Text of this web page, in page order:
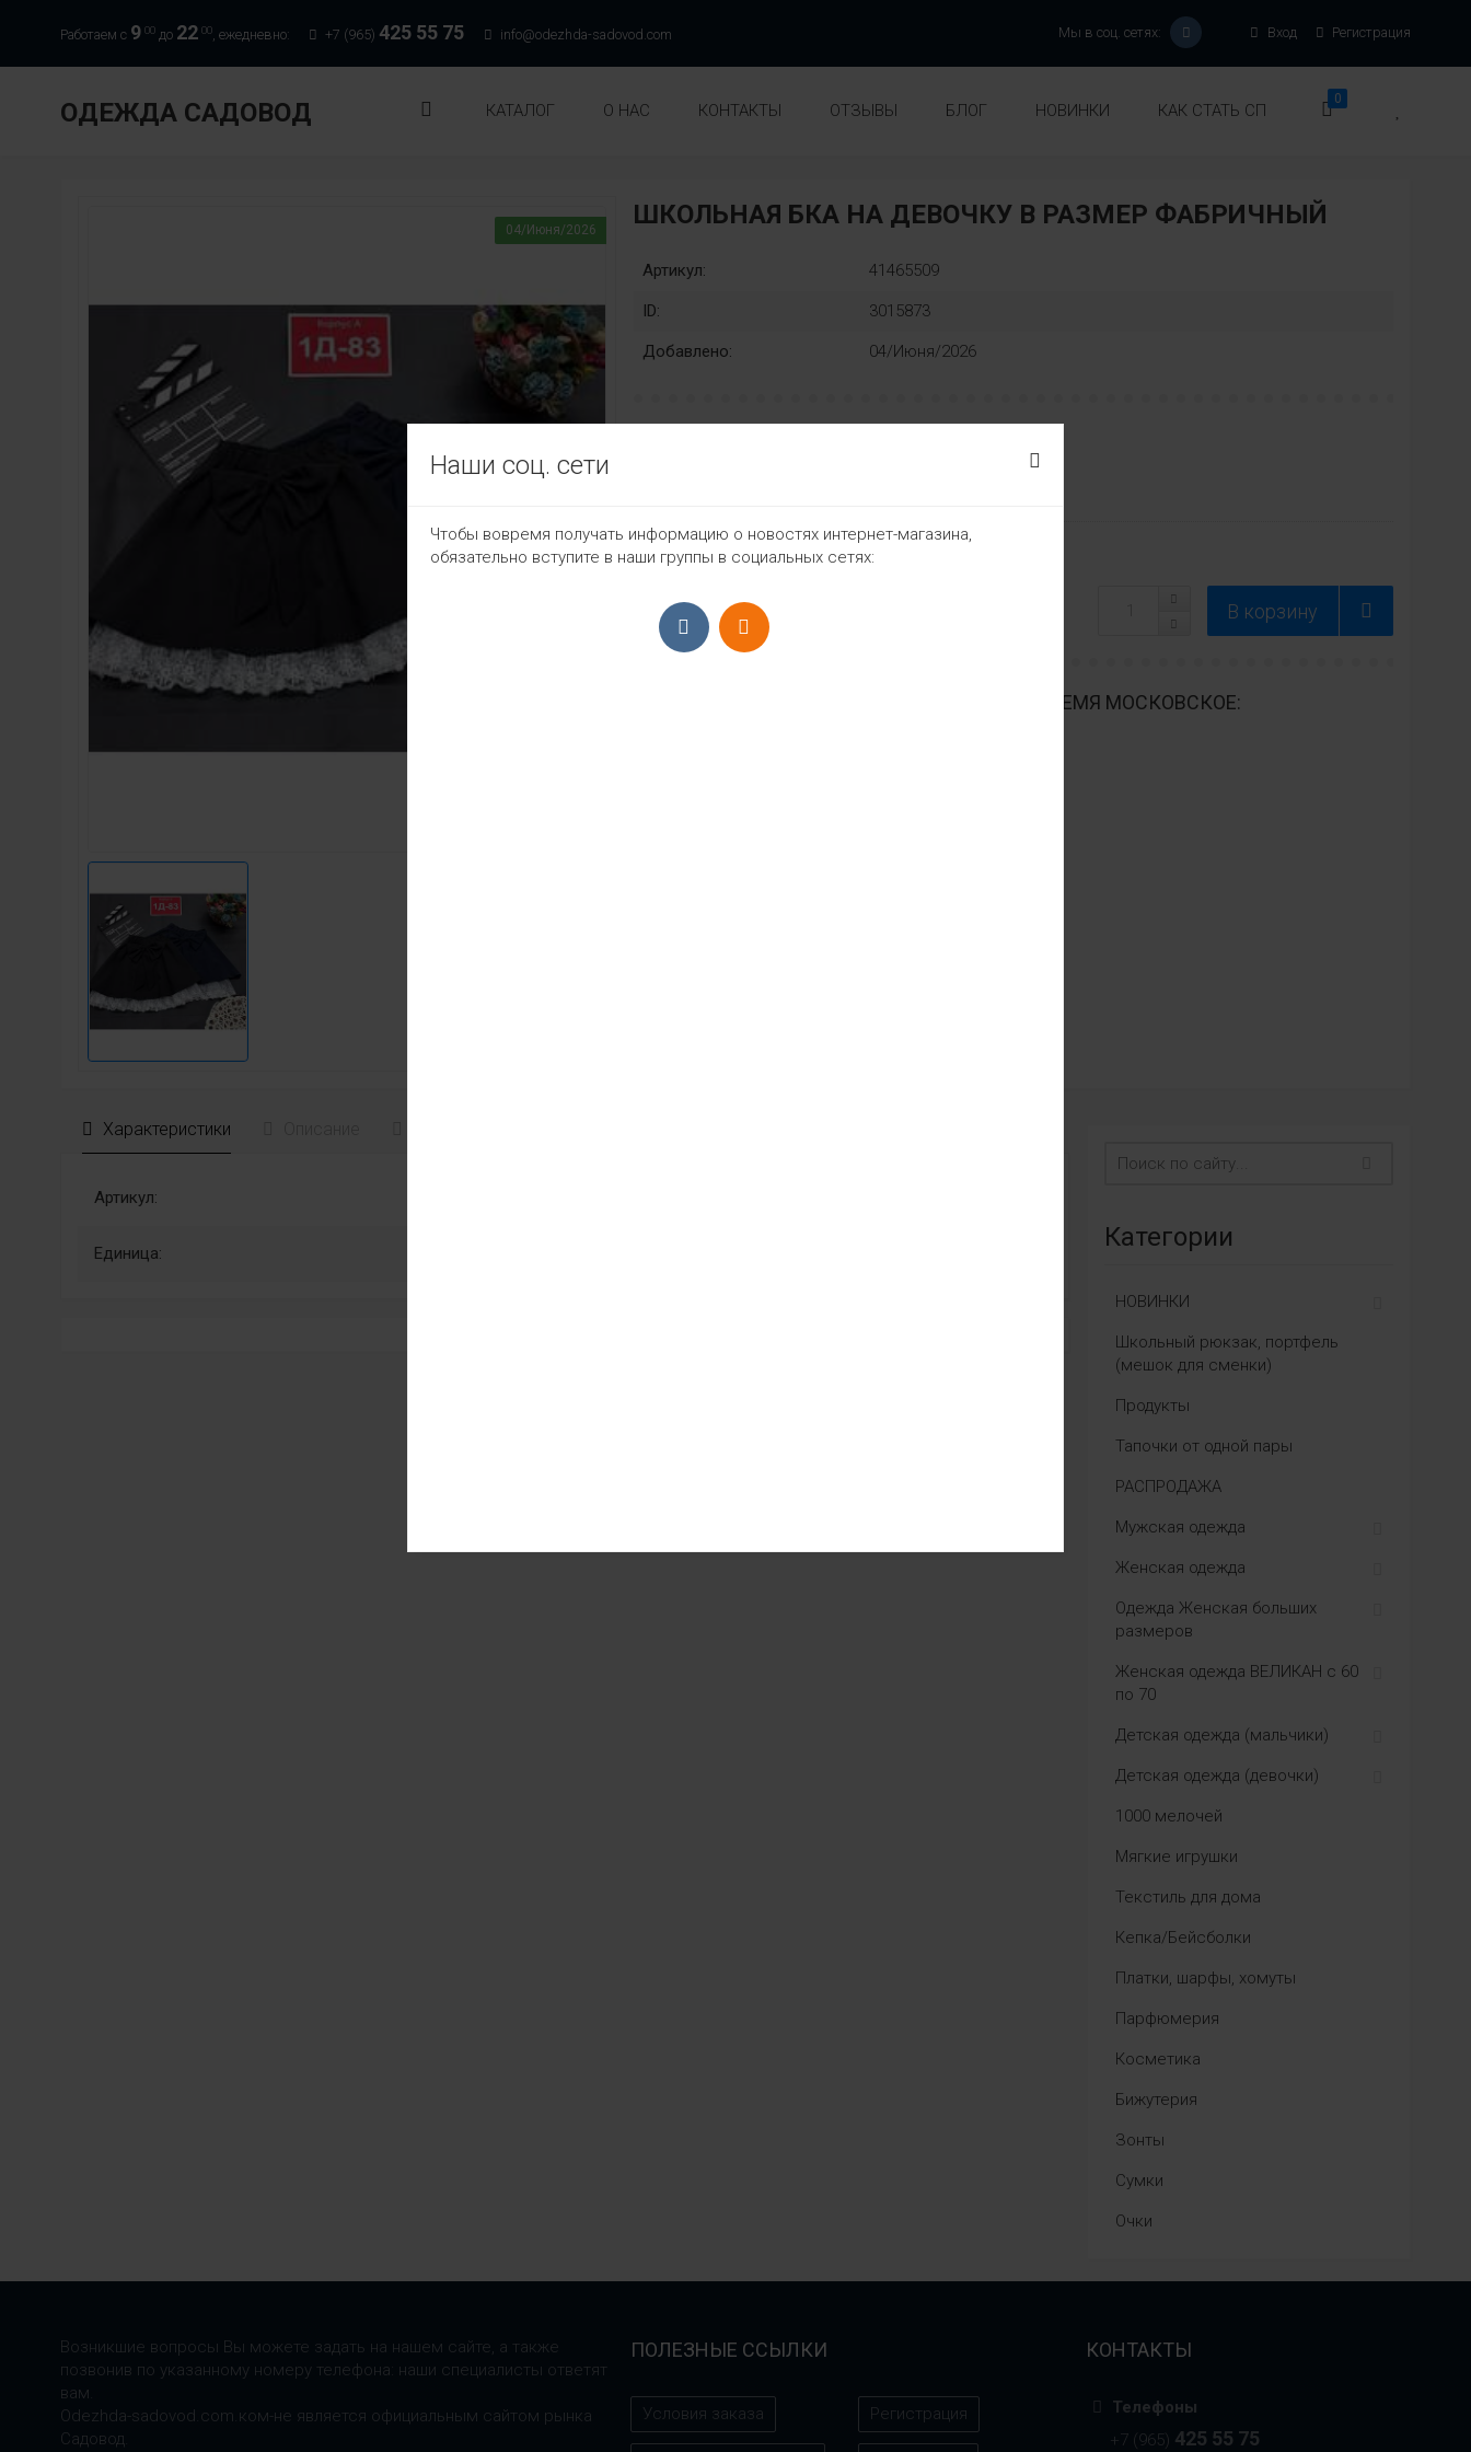
Работаем с 9 00 до 22 00, ежедневно: +7 (965) 425 55 75 info@odezhda-sadovod.com Вход Регистрация
Мы в соц. сетях:
ОДЕЖДА САДОВОД КАТАЛОГ О НАС КОНТАКТЫ ОТЗЫВЫ БЛОГ НОВИНКИ КАК СТАТЬ СП
0
04/Июня/2026 ШКОЛЬНАЯ БКА НА ДЕВОЧКУ В РАЗМЕР ФАБРИЧНЫЙ
Артикул: 41465509
ID: 3015873
Добавлено: 04/Июня/2026
Модель
864₽
ПРИЁМ ЗАКАЗОВ С 9:00-22:00, ЕЖЕДНЕВНО ВРЕМЯ МОСКОВСКОЕ:
Характеристики
Артикул:
Единица:
Категории
НОВИНКИ
Школьный рюкзак, портфель
(мешок для сменки)
Продукты
Тапочки от одной пары
РАСПРОДАЖА
Мужская одежда
Женская одежда
Одежда Женская больших
размеров
Женская одежда ВЕЛИКАН с 60
по 70
Детская одежда (мальчики)
Детская одежда (девочки)
1000 мелочей
Мягкие игрушки
Текстиль для дома
Кепка/Бейсболки
Платки, шарфы, хомуты
Парфюмерия
Косметика
Бижутерия
Зонты
Сумки
Очки
Возникшие вопросы Вы можете задать на нашем сайте, а также
позвонив по указанному номеру телефона: наши специалисты ответят
вам.
Odezhda-sadovod.com.ком-не является официальным сайтом рынка
Садовод.
ПОЛЕЗНЫЕ ССЫЛКИ
Условия заказа Регистрация
КОНТАКТЫ
Телефоны
+7 (965) 425 55 75
Наши соц. сети
Чтобы вовремя получать информацию о новостях интернет-магазина,
обязательно вступите в наши группы в социальных сетях: